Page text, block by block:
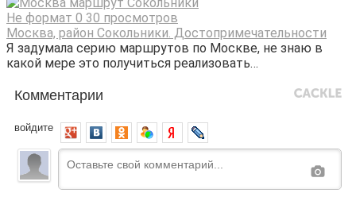
Не формат 0 30 просмотров
Москва, район Сокольники. Достопримечательности
Я задумала серию маршрутов по Москве, не знаю в
какой мере это получиться реализовать…
Комментарии
войдите